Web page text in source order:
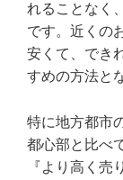
れることなく
です。近くの
安くて、でき
すめの方法と
特に地方都市
都心部と比べ
『より高く